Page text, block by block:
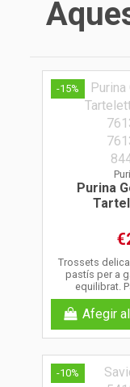
-15%
Purina
Trossets
pastís per a
equilibrat.
Afegir
-10%